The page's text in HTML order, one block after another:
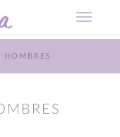
HOMBRES